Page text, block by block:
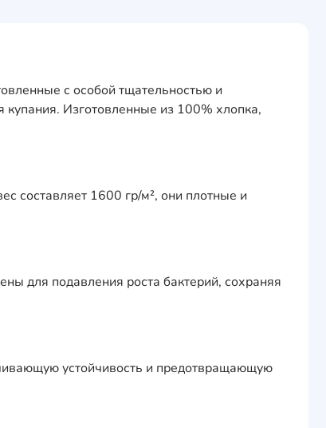
с особой тщательностью и
Изготовленные из 100% хлопка,
составляет 1600 гр/м², они плотные и
для подавления роста бактерий, сохраняя
устойчивость и предотвращающую